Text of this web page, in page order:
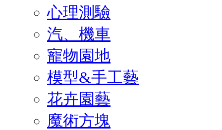
心理測驗
汽、機車
寵物園地
模型&手工藝
花卉園藝
魔術方塊